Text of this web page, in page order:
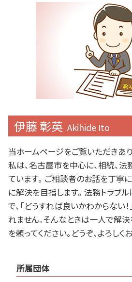
伊藤 彰英 Akihide Ito
当ホームページをご覧いただきあり
私は、名古屋市を中心に、相続、
ています。 ご相談者のお話を丁寧
に解決を目指します。 法務トラブ
で、「どうすれば良いかわからない
れません。そんなときは一人で解決
を頼ってください。どうぞ、よろしく
所属団体